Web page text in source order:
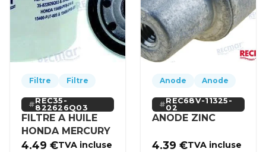
Filtre Filtre
REC35-
822626Q03
FILTRE A HUILE
HONDA MERCURY
4.49€TVA incluse
Anode Anode
REC68V-11325-
02
ANODE ZINC
4.39€TVA incluse